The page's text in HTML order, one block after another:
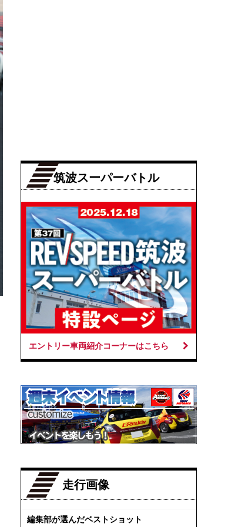
筑波スーパーバトル
エントリー車両紹介コーナーはこちら
走行画像
編集部が選んだベストショット